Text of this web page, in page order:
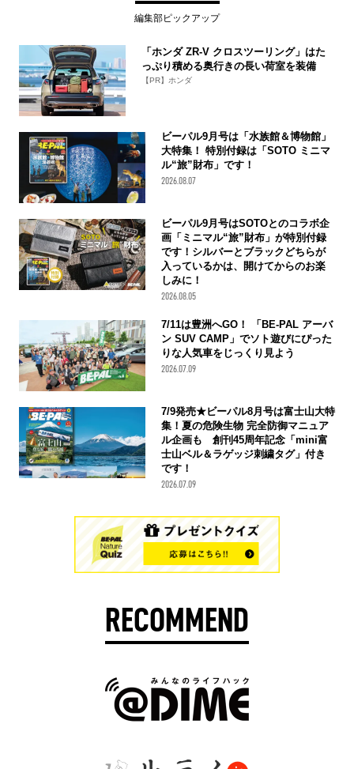
編集部ピックアップ
「ホンダ ZR-V クロスツーリング」はた
っぷり積める奥行きの長い荷室を装備
【PR】ホンダ
ビーパル9月号は「水族館＆博物館」
大特集！ 特別付録は「SOTO ミニマ
ル“旅”財布」です！
2026.08.07
ビーパル9月号はSOTOとのコラボ企
画「ミニマル“旅”財布」が特別付録
です！シルバーとブラックどちらが
入っているかは、開けてからのお楽
しみに！
2026.08.05
7/11は豊洲へGO！ 「BE-PAL アーバ
ン SUV CAMP」でソト遊びにぴった
りな人気車をじっくり見よう
2026.07.09
7/9発売★ビーパル8月号は富士山大特
集！夏の危険生物 完全防御マニュア
ル企画も 創刊45周年記念「mini富
士山ベル＆ラゲッジ刺繍タグ」付き
です！
2026.07.09
RECOMMEND